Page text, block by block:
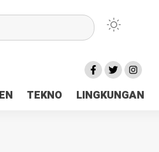
TEKNO LINGKUNGAN
Tanah Papua
Rp23 Miliar Disorot